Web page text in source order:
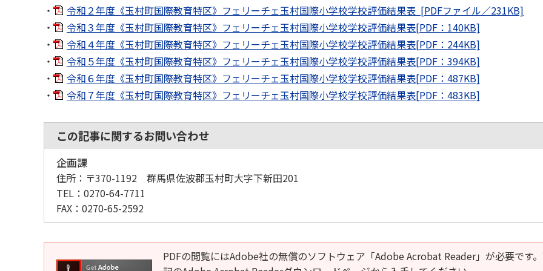
令和２年度《玉村町国際教育特区》フェリーチェ玉村国際小学校学校評価結果表 [PDFファイル／231KB]
令和３年度《玉村町国際教育特区》フェリーチェ玉村国際小学校学校評価結果表[PDF：140KB]
令和４年度《玉村町国際教育特区》フェリーチェ玉村国際小学校学校評価結果表[PDF：244KB]
令和５年度《玉村町国際教育特区》フェリーチェ玉村国際小学校学校評価結果表[PDF：394KB]
令和６年度《玉村町国際教育特区》フェリーチェ玉村国際小学校学校評価結果表[PDF：487KB]
令和７年度《玉村町国際教育特区》フェリーチェ玉村国際小学校学校評価結果表[PDF：483KB]
この記事に関するお問い合わせ
企画課
住所： 〒370-1192 群馬県佐波郡玉村町大字下新田201
TEL： 0270-64-7711
FAX： 0270-65-2592
PDFの閲覧にはAdobe社の無償のソフトウェア「Adobe Acrobat Reader」が必要です